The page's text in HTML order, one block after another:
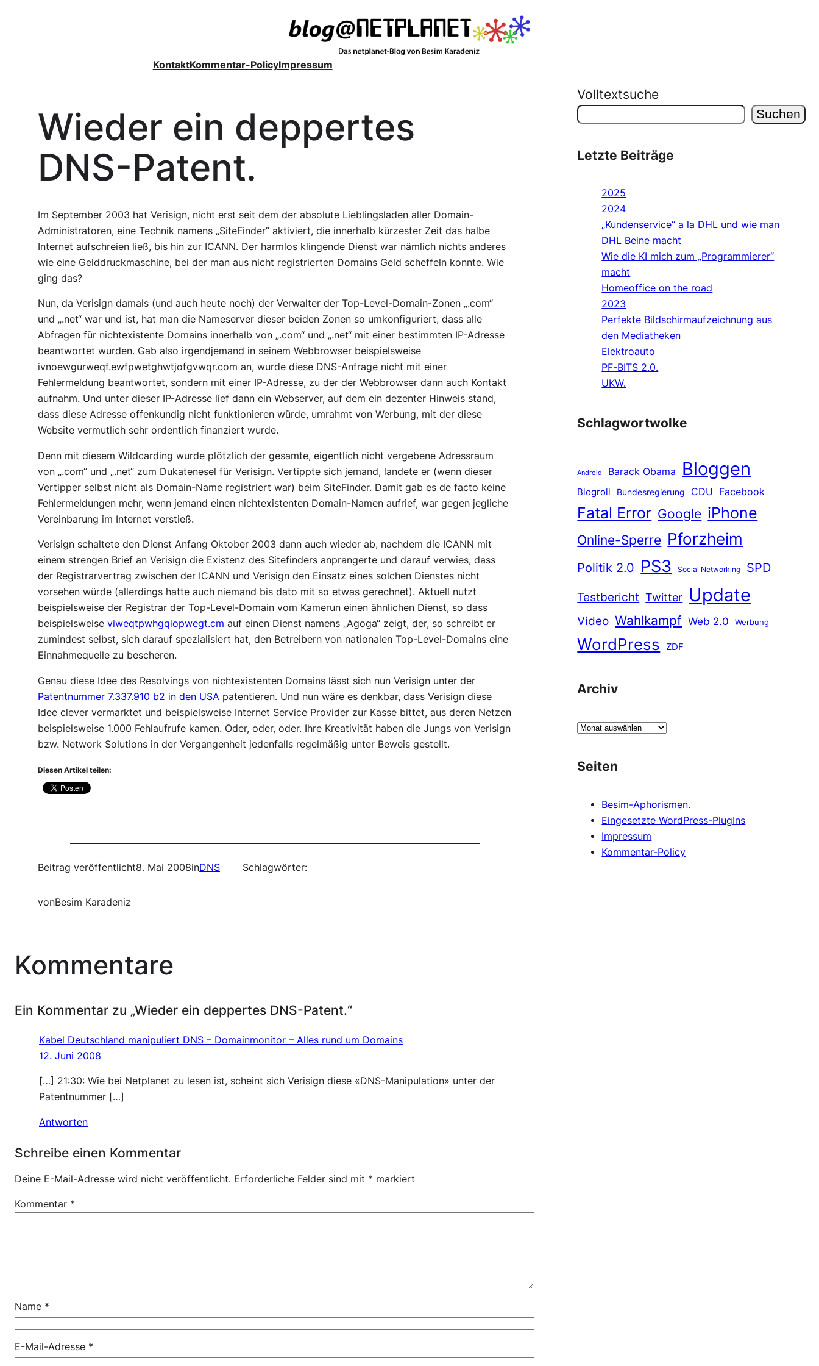
KontaktKommentar-PolicyImpressum
Wieder ein deppertes
DNS-Patent.
Im September 2003 hat Verisign, nicht erst seit dem der absolute Lieblingsladen aller Domain-
Administratoren, eine Technik namens „SiteFinder“ aktiviert, die innerhalb kürzester Zeit das halbe
Internet aufschreien ließ, bis hin zur ICANN. Der harmlos klingende Dienst war nämlich nichts anderes
wie eine Gelddruckmaschine, bei der man aus nicht registrierten Domains Geld scheffeln konnte. Wie
ging das?
Nun, da Verisign damals (und auch heute noch) der Verwalter der Top-Level-Domain-Zonen „.com“
und „.net“ war und ist, hat man die Nameserver dieser beiden Zonen so umkonfiguriert, dass alle
Abfragen für nichtexistente Domains innerhalb von „.com“ und „.net“ mit einer bestimmten IP-Adresse
beantwortet wurden. Gab also irgendjemand in seinem Webbrowser beispielsweise
ivnoewgurweqf.ewfpwetghwtjofgvwqr.com an, wurde diese DNS-Anfrage nicht mit einer
Fehlermeldung beantwortet, sondern mit einer IP-Adresse, zu der der Webbrowser dann auch Kontakt
aufnahm. Und unter dieser IP-Adresse lief dann ein Webserver, auf dem ein dezenter Hinweis stand,
dass diese Adresse offenkundig nicht funktionieren würde, umrahmt von Werbung, mit der diese
Website vermutlich sehr ordentlich finanziert wurde.
Denn mit diesem Wildcarding wurde plötzlich der gesamte, eigentlich nicht vergebene Adressraum
von „.com“ und „.net“ zum Dukatenesel für Verisign. Vertippte sich jemand, landete er (wenn dieser
Vertipper selbst nicht als Domain-Name registriert war) beim SiteFinder. Damit gab es de facto keine
Fehlermeldungen mehr, wenn jemand einen nichtexistenten Domain-Namen aufrief, war gegen jegliche
Vereinbarung im Internet verstieß.
Verisign schaltete den Dienst Anfang Oktober 2003 dann auch wieder ab, nachdem die ICANN mit
einem strengen Brief an Verisign die Existenz des Sitefinders anprangerte und darauf verwies, dass
der Registrarvertrag zwischen der ICANN und Verisign den Einsatz eines solchen Dienstes nicht
vorsehen würde (allerdings hatte auch niemand bis dato mit so etwas gerechnet). Aktuell nutzt
beispielsweise der Registrar der Top-Level-Domain vom Kamerun einen ähnlichen Dienst, so dass
beispielsweiseviweqtpwhgqiopwegt.cm auf einen Dienst namens „Agoga“ zeigt, der, so schreibt er
zumindest selbst, sich darauf spezialisiert hat, den Betreibern von nationalen Top-Level-Domains eine
Einnahmequelle zu bescheren.
Genau diese Idee des Resolvings von nichtexistenten Domains lässt sich nun Verisign unter der
Patentnummer 7.337.910 b2 in den USA patentieren. Und nun wäre es denkbar, dass Verisign diese
Idee clever vermarktet und beispielsweise Internet Service Provider zur Kasse bittet, aus deren Netzen
beispielsweise 1.000 Fehlaufrufe kamen. Oder, oder, oder. Ihre Kreativität haben die Jungs von Verisign
bzw. Network Solutions in der Vergangenheit jedenfalls regelmäßig unter Beweis gestellt.
Diesen Artikel teilen:
Beitrag veröffentlicht8. Mai 2008inDNS
vonBesim Karadeniz
Schlagwörter:
Kommentare
Ein Kommentar zu „Wieder ein deppertes DNS-Patent.“
Kabel Deutschland manipuliert DNS – Domainmonitor – Alles rund um Domains
12. Juni 2008
[…] 21:30: Wie bei Netplanet zu lesen ist, scheint sich Verisign diese «DNS-Manipulation» unter der
Patentnummer […]
Antworten
Schreibe einen Kommentar
Deine E-Mail-Adresse wird nicht veröffentlicht. Erforderliche Felder sind mit * markiert
Kommentar *
Name *
E-Mail-Adresse *
Volltextsuche
Suchen
Letzte Beiträge
2025
2024
„Kundenservice“ a la DHL und wie man
DHL Beine macht
Wie die KI mich zum „Programmierer“
macht
Homeoffice on the road
2023
Perfekte Bildschirmaufzeichnung aus
den Mediatheken
Elektroauto
PF-BITS 2.0.
UKW.
Schlagwortwolke
Android Barack Obama Bloggen
Blogroll Bundesregierung CDU Facebook
Fatal Error Google iPhone
Online-Sperre Pforzheim
Politik 2.0 PS3 Social Networking
SPD
Testbericht Twitter Update
Video Wahlkampf Web 2.0 Werbung
WordPress ZDF
Archiv
A
h
Seiten
Besim-Aphorismen.
Eingesetzte WordPress-PlugIns
Impressum
Kommentar-Policy